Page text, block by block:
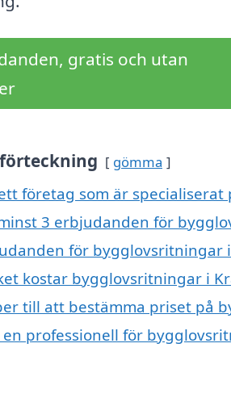
gratis och utan
gömma
företag som är
3 erbjudanden för
för bygglovsritningar
kostar bygglovsritningar i
till att bestämma priset på
en professionell för